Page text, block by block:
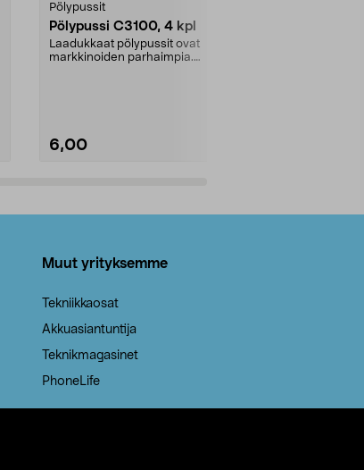
Pölypussit
Pölypussi C3100, 4 kpl
Laadukkaat pölypussit ovat
markkinoiden parhaimpia.
6,00
Muut yrityksemme
Tekniikkaosat
Akkuasiantuntija
Teknikmagasinet
PhoneLife